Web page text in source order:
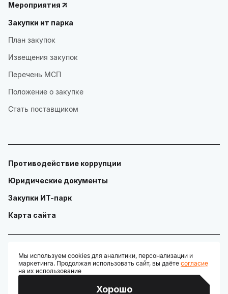
Мероприятия
Закупки ит парка
План закупок
Извещения закупок
Перечень МСП
Положение о закупке
Стать поставщиком
Противодействие коррупции
Юридические документы
Закупки ИТ-парк
Карта сайта
© ГАУ "Технопарк в сфере высоких технологий «ИТ-парк»"
Разработано:
Мы используем cookies для аналитики, персонализации и
маркетинга. Продолжая использовать сайт, вы даёте согласие
на их использование
Хорошо